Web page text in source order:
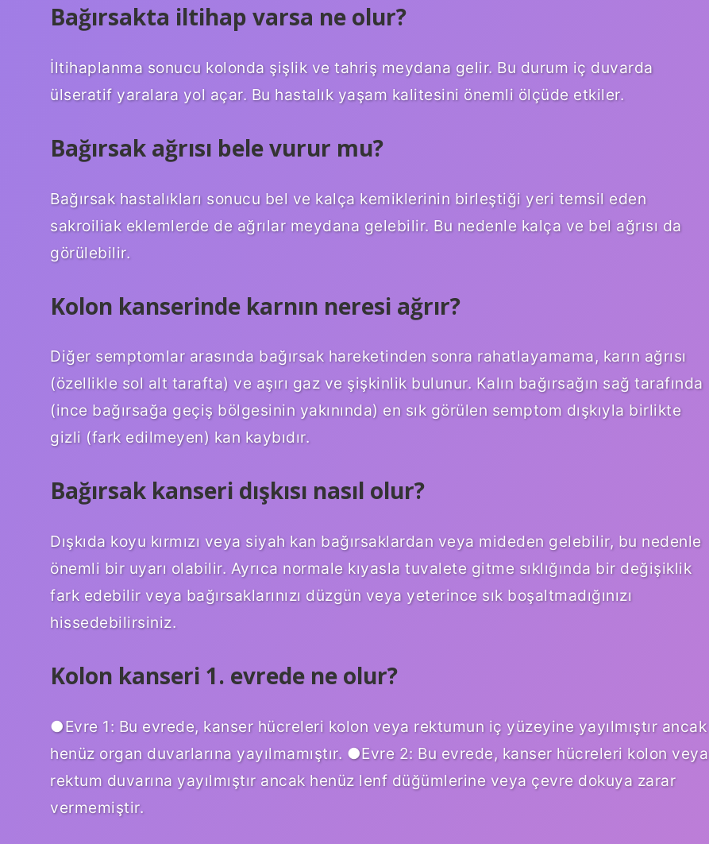
Bağırsakta iltihap varsa ne olur?
İltihaplanma sonucu kolonda şişlik ve tahriş meydana gelir. Bu durum iç duvarda
ülseratif yaralara yol açar. Bu hastalık yaşam kalitesini önemli ölçüde etkiler.
Bağırsak ağrısı bele vurur mu?
Bağırsak hastalıkları sonucu bel ve kalça kemiklerinin birleştiği yeri temsil eden
sakroiliak eklemlerde de ağrılar meydana gelebilir. Bu nedenle kalça ve bel ağrısı da
görülebilir.
Kolon kanserinde karnın neresi ağrır?
Diğer semptomlar arasında bağırsak hareketinden sonra rahatlayamama, karın ağrısı
(özellikle sol alt tarafta) ve aşırı gaz ve şişkinlik bulunur. Kalın bağırsağın sağ tarafında
(ince bağırsağa geçiş bölgesinin yakınında) en sık görülen semptom dışkıyla birlikte
gizli (fark edilmeyen) kan kaybıdır.
Bağırsak kanseri dışkısı nasıl olur?
Dışkıda koyu kırmızı veya siyah kan bağırsaklardan veya mideden gelebilir, bu nedenle
önemli bir uyarı olabilir. Ayrıca normale kıyasla tuvalete gitme sıklığında bir değişiklik
fark edebilir veya bağırsaklarınızı düzgün veya yeterince sık boşaltmadığınızı
hissedebilirsiniz.
Kolon kanseri 1. evrede ne olur?
●Evre 1: Bu evrede, kanser hücreleri kolon veya rektumun iç yüzeyine yayılmıştır ancak
henüz organ duvarlarına yayılmamıştır. ●Evre 2: Bu evrede, kanser hücreleri kolon veya
rektum duvarına yayılmıştır ancak henüz lenf düğümlerine veya çevre dokuya zarar
vermemiştir.